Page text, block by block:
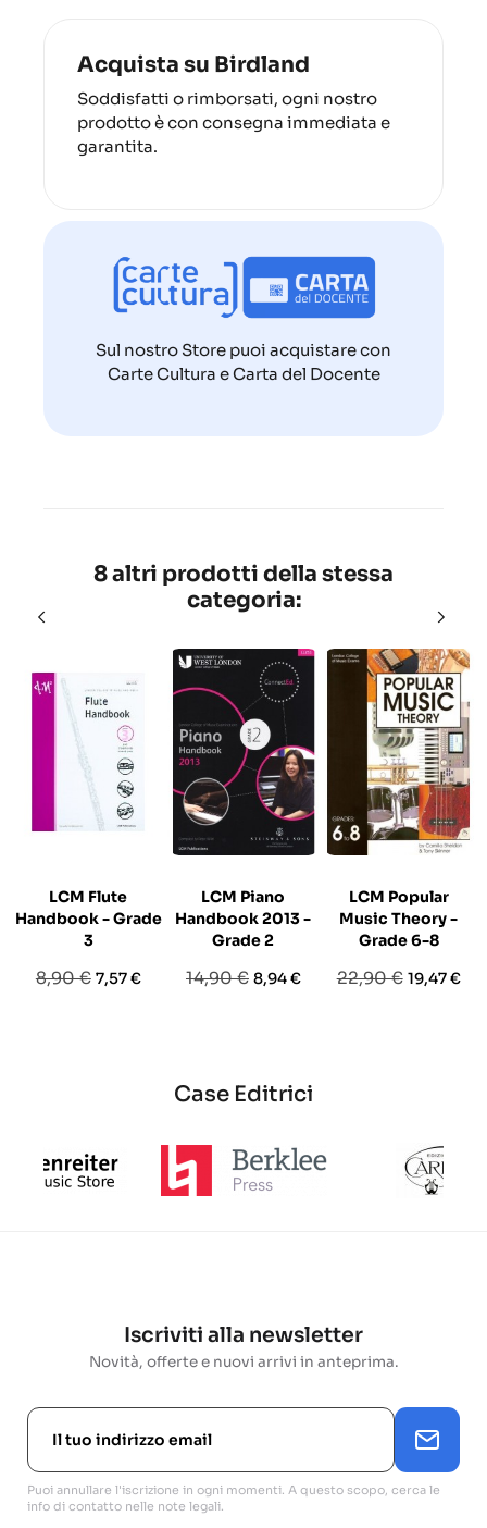
Acquista su Birdland
Soddisfatti o rimborsati, ogni nostro
prodotto è con consegna immediata e
garantita.
Sul nostro Store puoi acquistare con
Carte Cultura e Carta del Docente
8 altri prodotti della stessa
categoria:
LCM Flute
Handbook - Grade
3
Prezzo
8,90 € Prezzo
7,57 €
LCM Piano
Handbook 2013 -
Grade 2
Prezzo
14,90 € Prezzo
8,94 €
LCM Popular
Music Theory -
Grade 6-8
Prezzo
22,90 € Prezzo
19,47 €
Case Editrici
Iscriviti alla newsletter
Novità, offerte e nuovi arrivi in anteprima.
Puoi annullare l'iscrizione in ogni momenti. A questo scopo, cerca le
info di contatto nelle note legali.